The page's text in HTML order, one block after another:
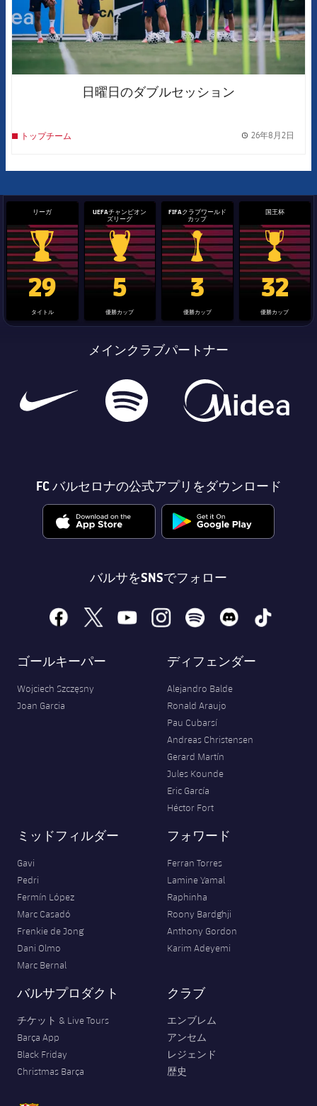
日曜日のダブルセッション
トップチーム 26年8月2日
リーガ
La Liga trophy
29
タイトル
UEFAチャンピオン
ズリーグ
Champions League trophy
5
優勝カップ
FIFAクラブワールド
カップ
label.aria.clubworldcup
3
優勝カップ
国王杯
国王杯
32
優勝カップ
メインクラブパートナー
FC バルセロナの公式アプリをダウンロード
バルサをSNSでフォロー
facebook
x youtubeinstagramspotify discord tiktok
ゴールキーパー
Wojciech Szczęsny
Joan Garcia
ディフェンダー
Alejandro Balde
Ronald Araujo
Pau Cubarsí
Andreas Christensen
Gerard Martín
Jules Kounde
Eric García
Héctor Fort
ミッドフィルダー
Gavi
Pedri
Fermín López
Marc Casadó
Frenkie de Jong
Dani Olmo
Marc Bernal
フォワード
Ferran Torres
Lamine Yamal
Raphinha
Roony Bardghji
Anthony Gordon
Karim Adeyemi
バルサプロダクト
チケット & Live Tours
Barça App
Black Friday
Christmas Barça
クラブ
エンブレム
アンセム
レジェンド
歴史